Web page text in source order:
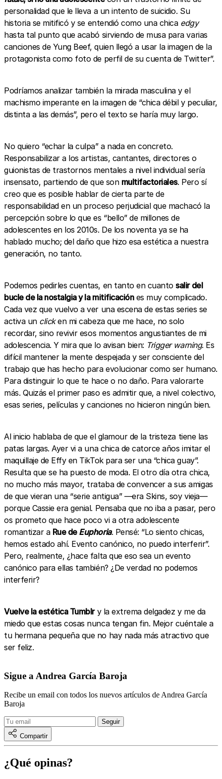
personalidad que le lleva a un intento de suicidio. Su
historia se mitificó y se entendió como una chica edgy
hasta tal punto que acabó sirviendo de musa para varias
canciones de Yung Beef, quien llegó a usar la imagen de la
protagonista como foto de perfil de su cuenta de Twitter”.
Podríamos analizar también la mirada masculina y el
machismo imperante en la imagen de “chica débil y peculiar,
distinta a las demás”, pero el texto se haría muy largo.
No quiero “echar la culpa” a nada en concreto.
Responsabilizar a los artistas, cantantes, directores o
guionistas de trastornos mentales a nivel individual sería
insensato, partiendo de que son multifactoriales. Pero sí
creo que es posible hablar de cierta parte de
responsabilidad en un proceso perjudicial que machacó la
percepción sobre lo que es “bello” de millones de
adolescentes en los 2010s. De los noventa ya se ha
hablado mucho; del daño que hizo esa estética a nuestra
generación, no tanto.
Podemos pedirles cuentas, en tanto en cuantosalir del
bucle de la nostalgia y la mitificaciónes muy complicado.
Cada vez que vuelvo a ver una escena de estas series se
activa un clicken mi cabeza que me hace, no solo
recordar, sino revivir esos momentos angustiantes de mi
adolescencia. Y mira que lo avisan bien: Trigger warning. Es
difícil mantener la mente despejada y ser consciente del
trabajo que has hecho para evolucionar como ser humano.
Para distinguir lo que te hace o no daño. Para valorarte
más. Quizás el primer paso es admitir que, a nivel colectivo,
esas series, películas y canciones no hicieron ningún bien.
Al inicio hablaba de que el glamour de la tristeza tiene las
patas largas. Ayer vi a una chica de catorce años imitar el
maquillaje de Effy en TikTok para ser una “chica guay”.
Resulta que se ha puesto de moda. El otro día otra chica,
no mucho más mayor, trataba de convencer a sus amigas
de que vieran una “serie antigua” —era Skins, soy vieja—
porque Cassie era genial. Pensaba que no iba a pasar, pero
os prometo que hace poco vi a otra adolescente
romantizar a Rue de Euphoria. Pensé: “Lo siento chicas,
hemos estado ahí. Evento canónico, no puedo interferir”.
Pero, realmente, ¿hace falta que eso sea un evento
canónico para ellas también? ¿De verdad no podemos
interferir?
Vuelve la estética Tumblry la extrema delgadez y me da
miedo que estas cosas nunca tengan fin. Mejor cuéntale a
tu hermana pequeña que no hay nada más atractivo que
ser feliz.
Sigue a Andrea García Baroja
Recibe un email con todos los nuevos artículos de Andrea García
Baroja
Compartir
¿Qué opinas?